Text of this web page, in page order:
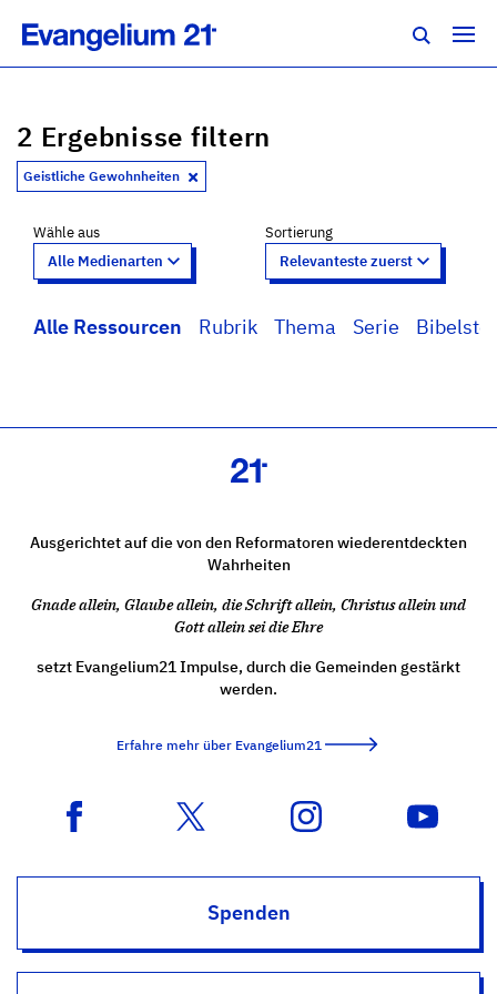
2 Ergebnisse filtern
Geistliche Gewohnheiten
Wähle aus
Alle Ressourcen Rubrik Thema Serie
Sortierung
Ausgerichtet auf die von den Reformatoren wiederentdeckten
Wahrheiten
Gnade allein, Glaube allein, die Schrift allein, Christus allein und
Gott allein sei die Ehre
setzt Evangelium21 Impulse, durch die Gemeinden gestärkt
werden.
Erfahre mehr über Evangelium21
Spenden